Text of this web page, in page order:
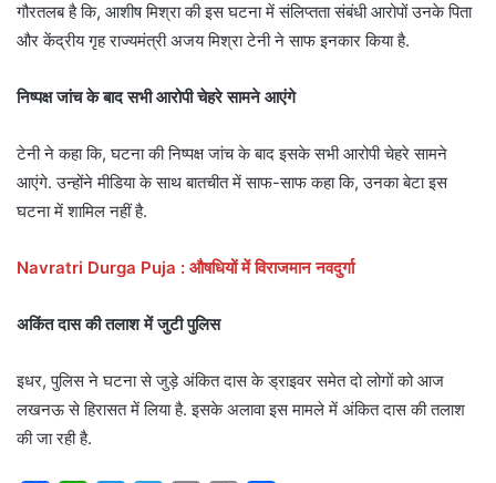
गौरतलब है कि, आशीष मिश्रा की इस घटना में संलिप्तता संबंधी आरोपों उनके पिता
और केंद्रीय गृह राज्यमंत्री अजय मिश्रा टेनी ने साफ इनकार किया है.
निष्पक्ष जांच के बाद सभी आरोपी चेहरे सामने आएंगे
टेनी ने कहा कि, घटना की निष्पक्ष जांच के बाद इसके सभी आरोपी चेहरे सामने
आएंगे. उन्होंने मीडिया के साथ बातचीत में साफ-साफ कहा कि, उनका बेटा इस
घटना में शामिल नहीं है.
Navratri Durga Puja : औषधियों में विराजमान नवदुर्गा
अकिंत दास की तलाश में जुटी पुलिस
इधर, पुलिस ने घटना से जुड़े अंकित दास के ड्राइवर समेत दो लोगों को आज
लखनऊ से हिरासत में लिया है. इसके अलावा इस मामले में अंकित दास की तलाश
की जा रही है.